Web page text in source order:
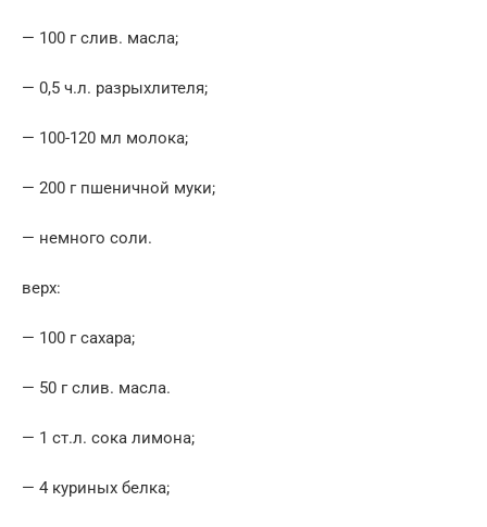
— 100 г слив. масла;
— 0,5 ч.л. разрыхлителя;
— 100-120 мл молока;
— 200 г пшеничной муки;
— немного соли.
верх:
— 100 г сахара;
— 50 г слив. масла.
— 1 ст.л. сока лимона;
— 4 куриных белка;